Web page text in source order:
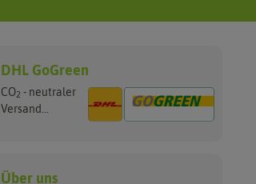
DHL GoGreen
CO2 - neutraler
Versand...
Über uns